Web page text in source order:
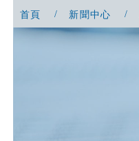
首頁 新聞中心